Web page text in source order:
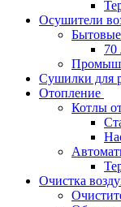
Осушители
70
Сушилки для
Отопление
Котлы
Очистка